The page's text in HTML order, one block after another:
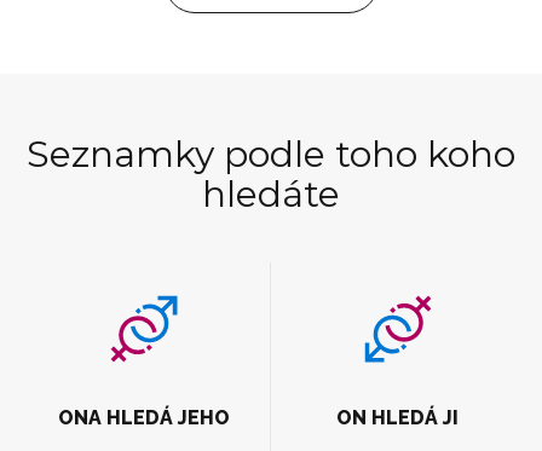
Seznamky podle toho koho
hledáte
ONA HLEDÁ JEHO ON HLEDÁ JI